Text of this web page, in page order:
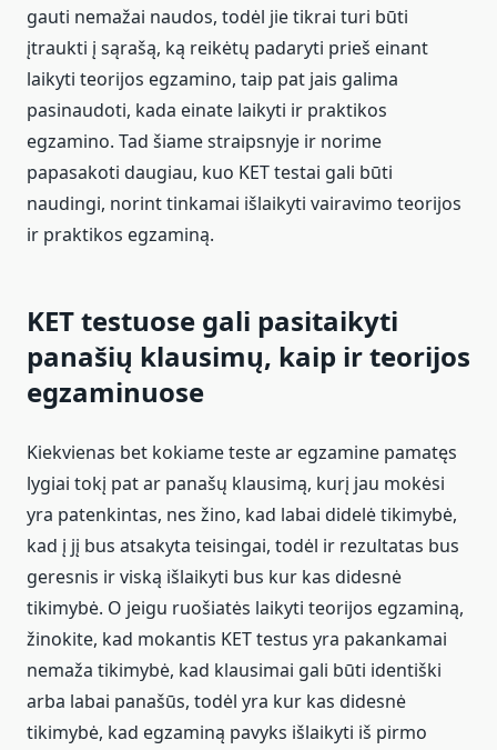
gauti nemažai naudos, todėl jie tikrai turi būti
įtraukti į sąrašą, ką reikėtų padaryti prieš einant
laikyti teorijos egzamino, taip pat jais galima
pasinaudoti, kada einate laikyti ir praktikos
egzamino. Tad šiame straipsnyje ir norime
papasakoti daugiau, kuo KET testai gali būti
naudingi, norint tinkamai išlaikyti vairavimo teorijos
ir praktikos egzaminą.
KET testuose gali pasitaikyti
panašių klausimų, kaip ir teorijos
egzaminuose
Kiekvienas bet kokiame teste ar egzamine pamatęs
lygiai tokį pat ar panašų klausimą, kurį jau mokėsi
yra patenkintas, nes žino, kad labai didelė tikimybė,
kad į jį bus atsakyta teisingai, todėl ir rezultatas bus
geresnis ir viską išlaikyti bus kur kas didesnė
tikimybė. O jeigu ruošiatės laikyti teorijos egzaminą,
žinokite, kad mokantis KET testus yra pakankamai
nemaža tikimybė, kad klausimai gali būti identiški
arba labai panašūs, todėl yra kur kas didesnė
tikimybė, kad egzaminą pavyks išlaikyti iš pirmo